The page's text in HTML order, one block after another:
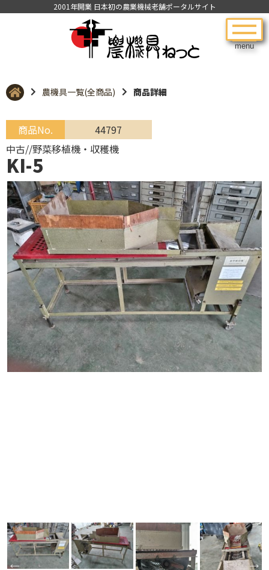
menu
2001年開業 日本初の農業機械老舗ポータルサイト
農機具一覧(全商品) 商品詳細
商品No.
44797
中古//野菜移植機・収穫機
KI-5